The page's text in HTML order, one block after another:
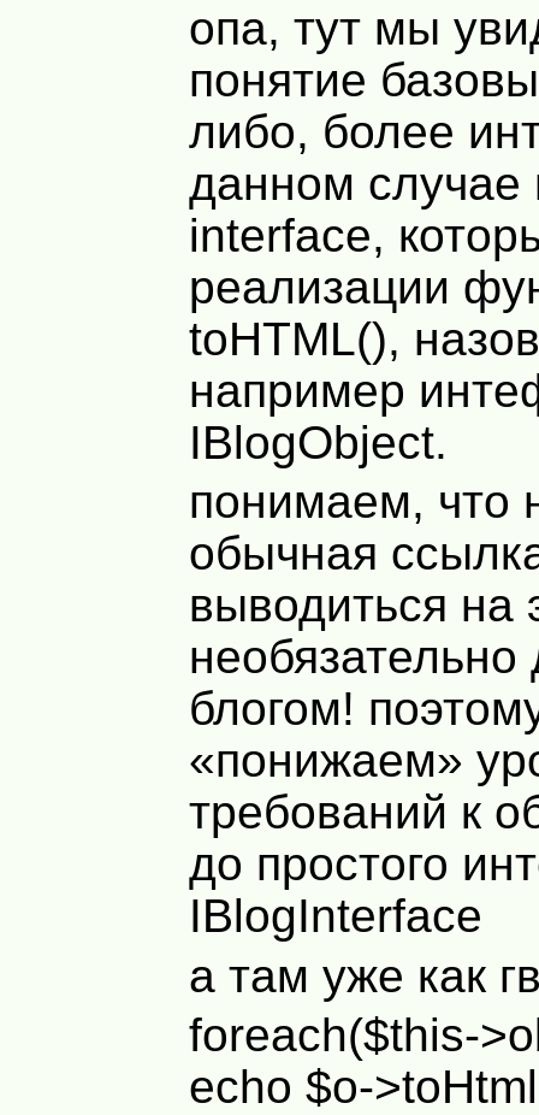
опа, тут мы
понятие
либо, более
данном случае
interface,
реализации
toHTML(),
например
IBlogObject.
понимаем, что
обычная
выводиться на
блогом!
«понижаем»
требований к
до простого
IBlogInterface
а там уже как
foreach($this-
echo $o-